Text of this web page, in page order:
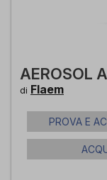
AEROSOL
di Flaem
PROVA E